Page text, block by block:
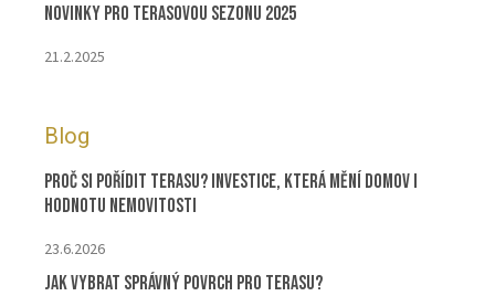
Novinky pro terasovou sezonu 2025
21.2.2025
Blog
Proč si pořídit terasu? Investice, která mění domov i
hodnotu nemovitosti
23.6.2026
Jak vybrat správný povrch pro terasu?